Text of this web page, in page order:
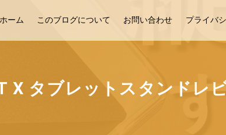
ホーム このブログについて お問い合わせ プライバ
X タブレットスタンドレ